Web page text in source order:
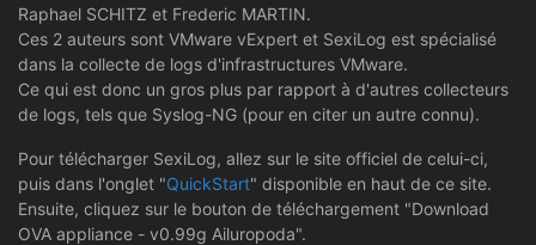
Raphael SCHITZ et Frederic MARTIN.
Ces 2 auteurs sont VMware vExpert et SexiLog est spécialisé
dans la collecte de logs d'infrastructures VMware.
Ce qui est donc un gros plus par rapport à d'autres collecteurs
de logs, tels que Syslog-NG (pour en citer un autre connu).
Pour télécharger SexiLog, allez sur le site officiel de celui-ci,
puis dans l'onglet "QuickStart" disponible en haut de ce site.
Ensuite, cliquez sur le bouton de téléchargement "Download
OVA appliance - v0.99g Ailuropoda".